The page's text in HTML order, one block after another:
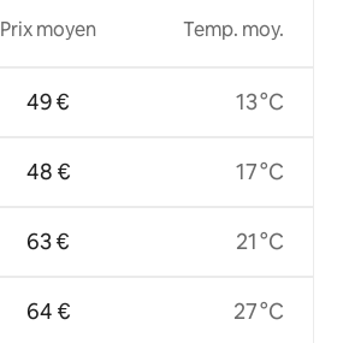
Prix moyen
49 €
48 €
63 €
64 €
Temp. moy.
13 °C
17 °C
21 °C
27 °C